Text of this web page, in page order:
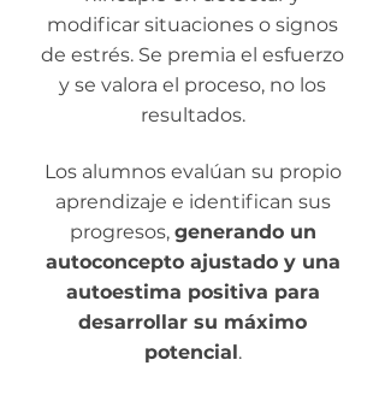
modificar situaciones o signos
de estrés. Se premia el esfuerzo
y se valora el proceso, no los
resultados.
Los alumnos evalúan su propio
aprendizaje e identifican sus
progresos, generando un
autoconcepto ajustado y una
autoestima positiva para
desarrollar su máximo
potencial.